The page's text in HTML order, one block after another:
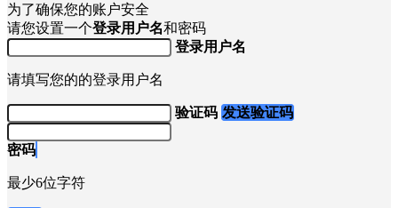
为了确保您的账户安全
请您设置一个登录用户名和密码
登录用户名
请填写您的的登录用户名
验证码 发送验证码
密码
最少6位字符